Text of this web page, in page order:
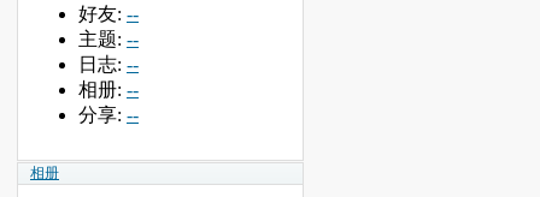
好友: --
主题: --
日志: --
相册: --
分享: --
相册